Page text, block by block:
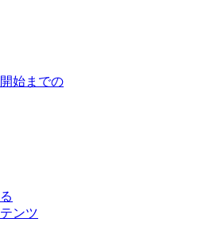
始までの
ンツ